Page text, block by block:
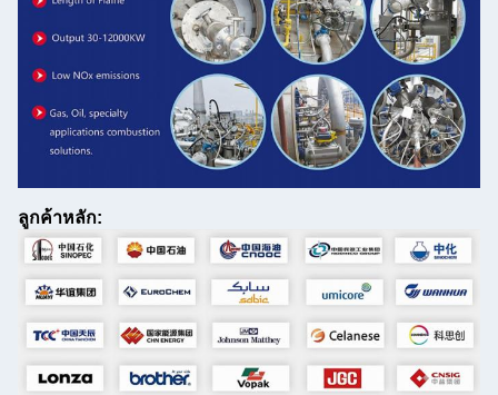
ลูกค้าหลัก: